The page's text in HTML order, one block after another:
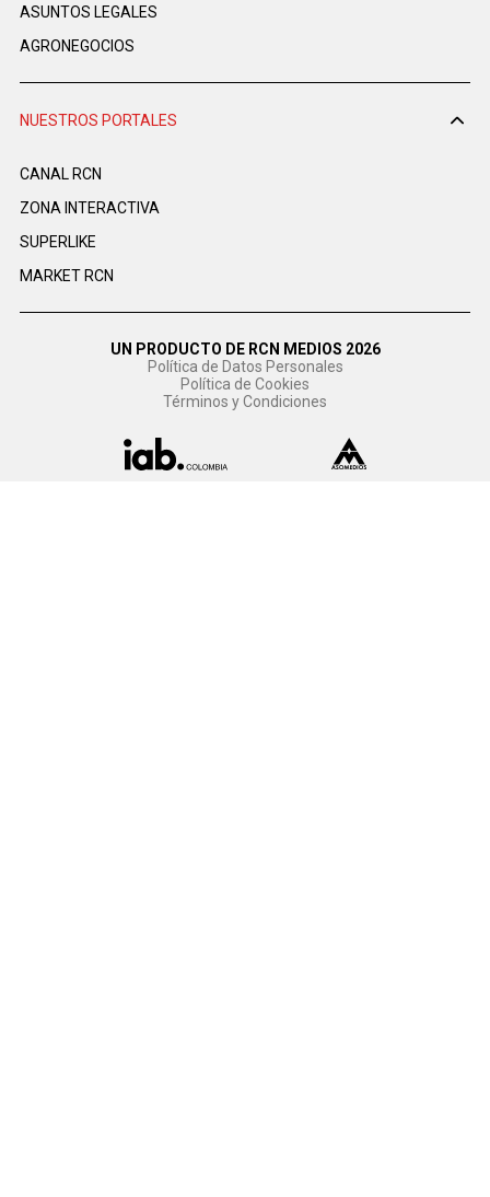
ASUNTOS LEGALES
AGRONEGOCIOS
NUESTROS PORTALES
CANAL RCN
ZONA INTERACTIVA
SUPERLIKE
MARKET RCN
UN PRODUCTO DE RCN MEDIOS 2026
Política de Datos Personales
Política de Cookies
Términos y Condiciones